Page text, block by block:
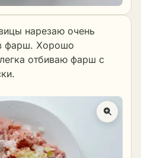
нарезаю очень
фарш. Хорошо
отбиваю фарш с